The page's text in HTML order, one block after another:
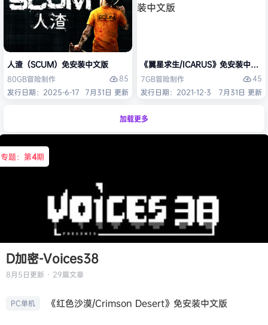
人渣（SCUM）免安装中文版
80GB冒险制作
85
发行日期：2025-6-17 7月31日 更新
《翼星求生/ICARUS》免安装中文版
7GB冒险制作
45
发行日期：2021-12-3
7月31日 更新
加载更多
专题：第4期
D加密-Voices38
8月5日更新 · 29篇文章
PC单机 《红色沙漠/Crimson Desert》免安装中文版